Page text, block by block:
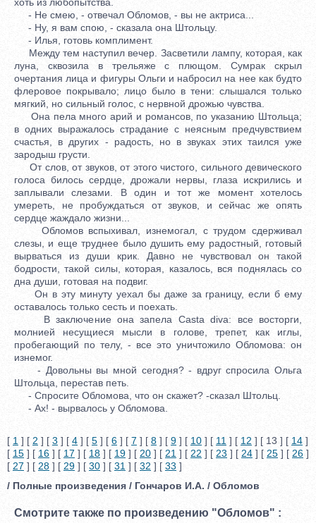
- Не смею, - отвечал Обломов, - вы не актриса...
- Ну, я вам спою, - сказала она Штольцу.
- Илья, готовь комплимент.
Между тем наступил вечер. Засветили лампу, которая, как
луна, сквозила в трельяже с плющом. Сумрак скрыл
очертания лица и фигуры Ольги и набросил на нее как будто
флеровое покрывало; лицо было в тени: слышался только
мягкий, но сильный голос, с нервной дрожью чувства.
Она пела много арий и романсов, по указанию Штольца;
в одних выражалось страдание с неясным предчувствием
счастья, в других - радость, но в звуках этих таился уже
зародыш грусти.
От слов, от звуков, от этого чистого, сильного девического
голоса билось сердце, дрожали нервы, глаза искрились и
заплывали слезами. В один и тот же момент хотелось
умереть, не пробуждаться от звуков, и сейчас же опять
сердце жаждало жизни...
Обломов вспыхивал, изнемогал, с трудом сдерживал
слезы, и еще труднее было душить ему радостный, готовый
вырваться из души крик. Давно не чувствовал он такой
бодрости, такой силы, которая, казалось, вся поднялась со
дна души, готовая на подвиг.
Он в эту минуту уехал бы даже за границу, если б ему
оставалось только сесть и поехать.
В заключение она запела Casta diva: все восторги,
молнией несущиеся мысли в голове, трепет, как иглы,
пробегающий по телу, - все это уничтожило Обломова: он
изнемог.
- Довольны вы мной сегодня? - вдруг спросила Ольга
Штольца, перестав петь.
- Спросите Обломова, что он скажет? -сказал Штольц.
- Ах! - вырвалось у Обломова.
[ 1 ] [ 2 ] [ 3 ] [ 4 ] [ 5 ] [ 6 ] [ 7 ] [ 8 ] [ 9 ] [ 10 ] [ 11 ] [ 12 ] [ 13 ] [ 14 ]
[ 15 ] [ 16 ] [ 17 ] [ 18 ] [ 19 ] [ 20 ] [ 21 ] [ 22 ] [ 23 ] [ 24 ] [ 25 ] [ 26 ]
[ 27 ] [ 28 ] [ 29 ] [ 30 ] [ 31 ] [ 32 ] [ 33 ]
/ Полные произведения / Гончаров И.А. / Обломов
Смотрите также по произведению "Обломов" :